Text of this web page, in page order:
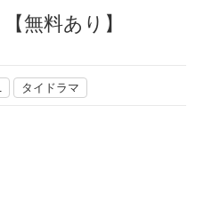
電子書籍
雑誌読み放題
楽天マガジン
無料あり】
タイドラマ